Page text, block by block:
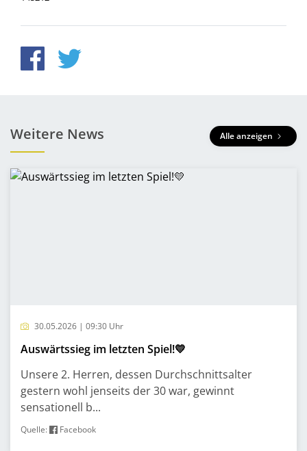
Weitere News Alle anzeigen
30.05.2026 | 09:30 Uhr
Auswärtssieg im letzten Spiel!💛
Unsere 2. Herren, dessen Durchschnittsalter
gestern wohl jenseits der 30 war, gewinnt
sensationell b...
Quelle: Facebook